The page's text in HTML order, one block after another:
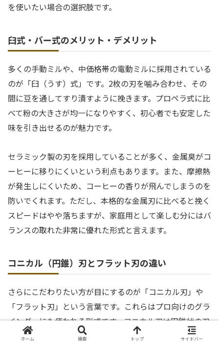
を使いたい場合の選択肢です。
臼式・バー式のメリット・デメリット
多くの手動ミルや、中価格帯の電動ミルに採用されている
のが「臼（うす）式」です。2枚の刃を噛み合わせ、その
間に豆を通してすり潰すように挽きます。プロペラ式に比
べて粉の大きさが均一になりやすく、初心者でも安定した
味を引き出せるのが魅力です。
セラミック製の刃を採用していることが多く、金属臭がコ
ーヒーに移りにくいという利点もあります。また、摩擦熱
が発生しにくいため、コーヒーの香りが飛んでしまうのを
防いでくれます。ただし、本格的な金属刃に比べると挽く
スピードはやや落ちますが、家庭用として楽しむ分にはバ
ランスの取れた非常に優れた形式と言えます。
コニカル（円錐）刃とフラット刃の違い
さらにこだわりたい方が目にするのが「コニカル刃」や
「フラット刃」という言葉です。これらはプロ向けのグラ
インダーにも使われる形式です。コニカル刃は円錐状の刃
を回転させるタイプで、豆が自重で落ちていくため熱を持
ホーム 検索 トップ サイドバー